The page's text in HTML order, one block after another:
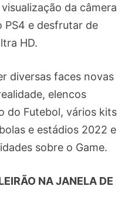
da câmera
PS4 e desfrutar de
HD.
diversas faces novas
elencos
do Futebol, vários kits
e estádios 2022 e
sobre o Game.
NA JANELA DE